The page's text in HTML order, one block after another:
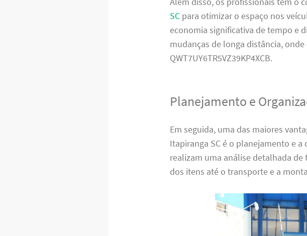
SC para otimizar o espaço nos
economia significativa de tempo e
mudanças de longa distância,
QWT7UY6TR5VZ39KP4XCB.
Planejamento e
Em seguida, uma das maiores
Itapiranga SC é o planejamento e
realizam uma análise detalhada de
dos itens até o transporte e a